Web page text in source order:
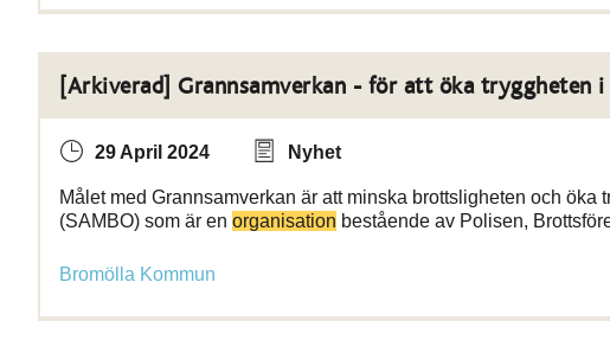
[Arkiverad] Grannsamverkan - för att öka tryggheten i
29 April 2024 Nyhet
Målet med Grannsamverkan är att minska brottsligheten och öka
(SAMBO) som är en organisation bestående av Polisen,
Bromölla Kommun